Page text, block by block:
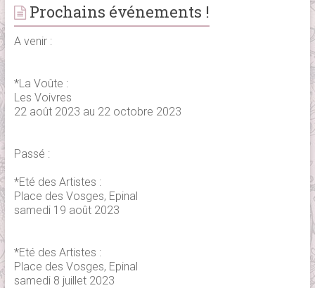
Prochains événements !
A venir :
*La Voûte :
Les Voivres
22 août 2023 au 22 octobre 2023
Passé :
*Eté des Artistes :
Place des Vosges, Epinal
samedi 19 août 2023
*Eté des Artistes :
Place des Vosges, Epinal
samedi 8 juillet 2023